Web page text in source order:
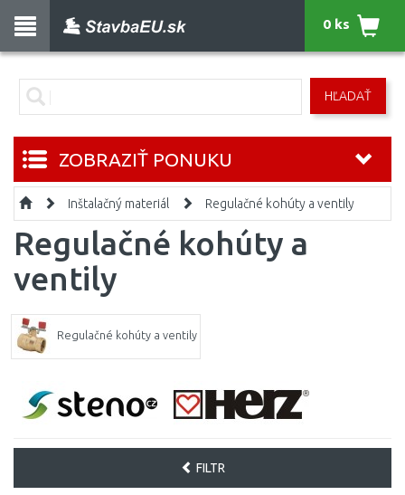
HĽADAŤ
0 ks
ZOBRAZIŤ PONUKU
Inštalačný materiál Regulačné kohúty a ventily
Regulačné kohúty a
ventily
Regulačné kohúty a ventily
FILTR